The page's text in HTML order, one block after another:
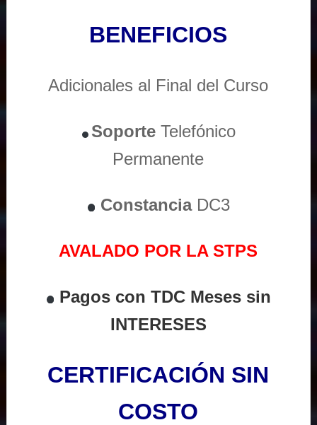
BENEFICIOS
Adicionales al Final del Curso
Soporte Telefónico
Permanente
ConstanciaDC3
AVALADO POR LA STPS
Pagos con TDC Meses sin
INTERESES
CERTIFICACIÓN SIN
COSTO